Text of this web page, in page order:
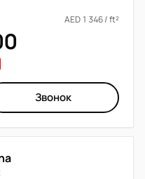
AED 1 346 / ft²
Звонок